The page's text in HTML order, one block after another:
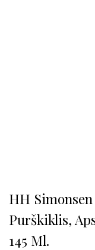
HH
Purškiklis,
145 Ml.